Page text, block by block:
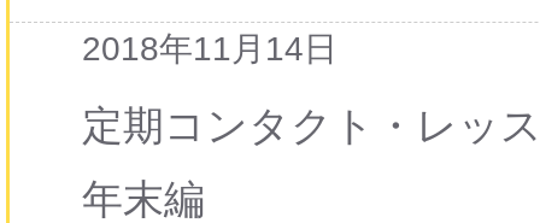
2018年11月14日
定期コンタクト・レッ
年末編